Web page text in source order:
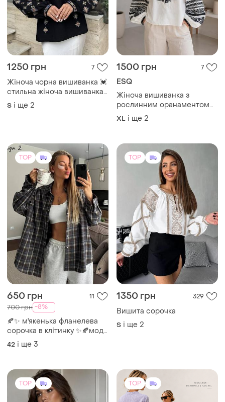
1250 грн 7
Жіноча чорна вишиванка 💓
стильна жіноча вишиванка
💓 вишита блуза 💓
S і ще 2
1500 грн 7
ESQ
Жіноча вишиванка з
рослинним оранаментом
esq (туреччина), блуза в
етно стилі. батали
XL і ще 2
650 грн 11
700 грн -8%
🍂✨ м'якенька фланелева
сорочка в клітинку ✨🍂мод.
2010
42 і ще 3
TOP
1350 грн 329
Вишита сорочка
S і ще
TOP TOP